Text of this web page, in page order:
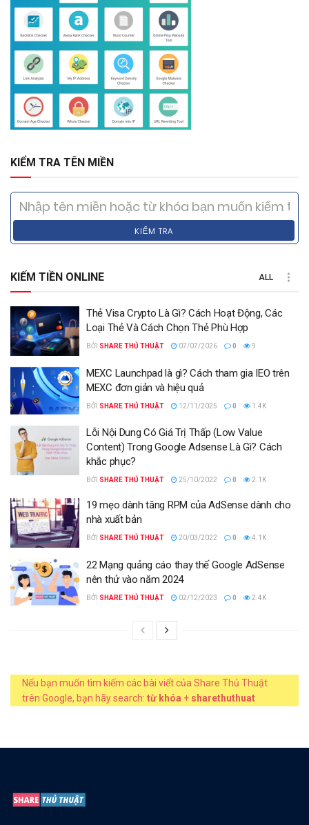
KIỂM TRA TÊN MIỀN
KIỂM TRA
KIẾM TIỀN ONLINE ALL
Thẻ Visa Crypto Là Gì? Cách Hoạt Động, Các
Loại Thẻ Và Cách Chọn Thẻ Phù Hợp
BỞI SHARE THỦ THUẬT 07/07/2026 0 9
MEXC Launchpad là gì? Cách tham gia IEO trên
MEXC đơn giản và hiệu quả
BỞI SHARE THỦ THUẬT 12/11/2025 0 1.4K
Lỗi Nội Dung Có Giá Trị Thấp (Low Value
Content) Trong Google Adsense Là Gì? Cách
khắc phục?
BỞI SHARE THỦ THUẬT 25/10/2022 0 2.1K
19 mẹo dành tăng RPM của AdSense dành cho
nhà xuất bản
BỞI SHARE THỦ THUẬT 20/03/2022 0 4.1K
22 Mạng quảng cáo thay thế Google AdSense
nên thử vào năm 2024
BỞI SHARE THỦ THUẬT 02/12/2023 0 2.4K
Nếu bạn muốn tìm kiếm các bài viết của Share Thủ Thuật
trên Google, bạn hãy search: từ khóa + sharethuthuat